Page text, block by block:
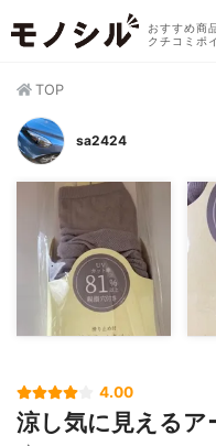
おすすめ商
クチコミポ
TOP
sa2424
4.00
涼し気に見えるア